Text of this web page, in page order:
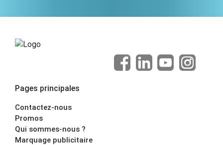
Pages principales
Contactez-nous
Promos
Qui sommes-nous ?
Marquage publicitaire